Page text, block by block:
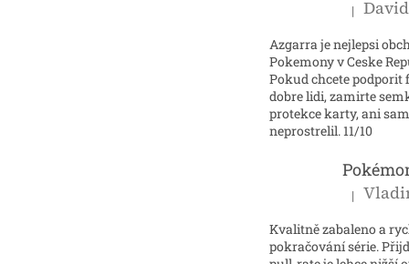
|
Azgarra je nejlepsi
Pokemony v Ceske
Pokud chcete podporit
dobre lidi, zamirte
protekce karty, ani
neprostrelil. 11/10
|
Kvalitně zabaleno a
pokračování série.